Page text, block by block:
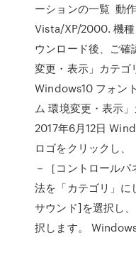
ーションの一覧 動
Vista/XP/2000. 機
ウンロード後、ご
変更・表示」カテゴ
Windows10 フォン
ム 環境変更・表示
2017年6月12日
ロゴをクリックし、
－［コントロール
法を「カテゴリ」に
サウンド]を選択し
択します。